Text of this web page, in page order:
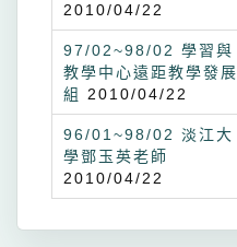
2010/04/22
97/02~98/02 學習與
教學中心遠距教學發展
組 2010/04/22
96/01~98/02 淡江大
學鄧玉英老師
2010/04/22